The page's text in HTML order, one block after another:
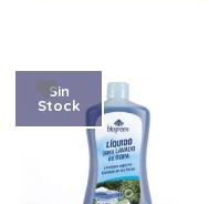
Sin
Stock